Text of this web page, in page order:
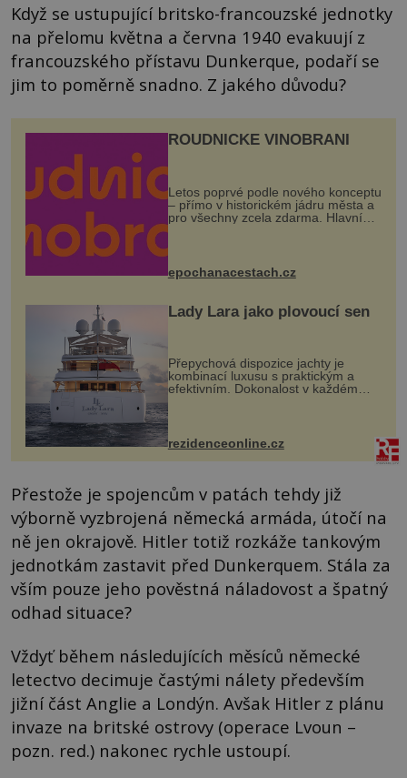
Když se ustupující britsko-francouzské jednotky
na přelomu května a června 1940 evakuují z
francouzského přístavu Dunkerque, podaří se
jim to poměrně snadno. Z jakého důvodu?
ROUDNICKÉ VINOBRANÍ
Letos poprvé podle nového konceptu
– přímo v historickém jádru města a
pro všechny zcela zdarma. Hlavní
program se odehraje na Karlově a
mohou těšit na víno, burčák, pes...
epochanacestach.cz
Lady Lara jako plovoucí sen
Přepychová dispozice jachty je
kombinací luxusu s praktickým a
efektivním. Dokonalost v každém
detailu představuje značka Fendi
Casa, kterou byly vybaveny její
paluby. Monacký přístav nabízí
každoročn...
rezidenceonline.cz
Přestože je spojencům v patách tehdy již
výborně vyzbrojená německá armáda, útočí na
ně jen okrajově. Hitler totiž rozkáže tankovým
jednotkám zastavit před Dunkerquem. Stála za
vším pouze jeho pověstná náladovost a špatný
odhad situace?
Vždyť během následujících měsíců německé
letectvo decimuje častými nálety především
jižní část Anglie a Londýn. Avšak Hitler z plánu
invaze na britské ostrovy (operace Lvoun –
pozn. red.) nakonec rychle ustoupí.